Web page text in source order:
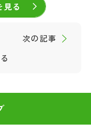
見る
次の記事